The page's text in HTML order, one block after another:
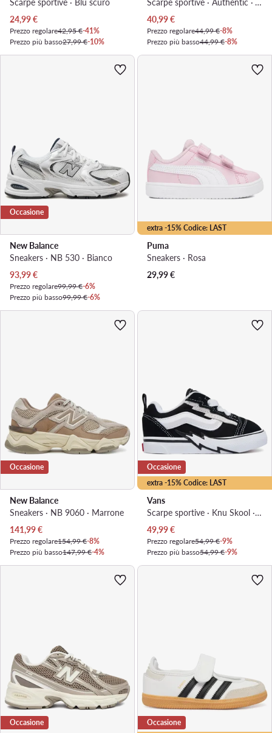
Scarpe sportive · Blu scuro
Prezzo attuale
24,99€
Prezzo regolare42,95 €-41%
Prezzo più basso27,99 €-10%
Scarpe sportive · Authentic · Viola
Prezzo attuale
40,99€
Prezzo regolare44,99 €-8%
Prezzo più basso44,99 €-8%
Occasione
New Balance
Sneakers · NB 530 · Bianco
Prezzo attuale
93,99€
Prezzo regolare99,99 €-6%
Prezzo più basso99,99 €-6%
extra -15% Codice: LAST
Puma
Sneakers · Rosa
29,99€
Occasione
New Balance
Sneakers · NB 9060 · Marrone
Prezzo attuale
141,99€
Prezzo regolare154,99 €-8%
Prezzo più basso147,99 €-4%
extra -15% Codice: LAST
Occasione
Vans
Scarpe sportive · Knu Skool · Nero
Prezzo attuale
49,99€
Prezzo regolare54,99 €-9%
Prezzo più basso54,99 €-9%
Occasione Occasione